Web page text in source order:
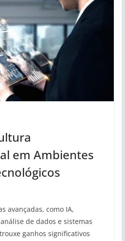
em Ambientes
avançadas, como IA,
de dados e sistemas
ganhos significativos